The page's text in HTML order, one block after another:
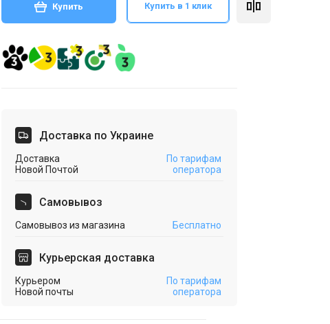
Купить Купить в 1 клик
Доставка по Украине
Доставка
Новой Почтой
По тарифам
оператора
Cамовывоз
Самовывоз из магазина Бесплатно
Курьерская доставка
Курьером
Новой почты
По тарифам
оператора